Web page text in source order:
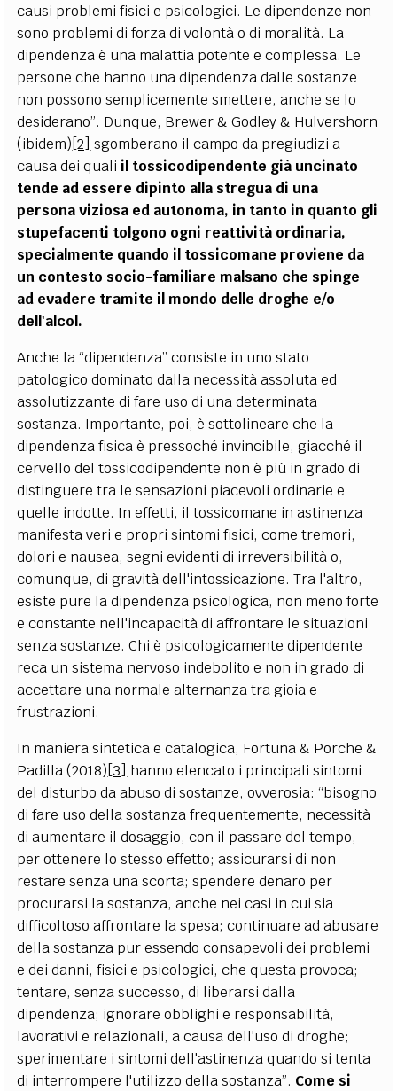
causi problemi fisici e psicologici. Le dipendenze non
sono problemi di forza di volontà o di moralità. La
dipendenza è una malattia potente e complessa. Le
persone che hanno una dipendenza dalle sostanze
non possono semplicemente smettere, anche se lo
desiderano”. Dunque, Brewer & Godley & Hulvershorn
(ibidem)[2] sgomberano il campo da pregiudizi a
causa dei quali il tossicodipendente già uncinato
tende ad essere dipinto alla stregua di una
persona viziosa ed autonoma, in tanto in quanto gli
stupefacenti tolgono ogni reattività ordinaria,
specialmente quando il tossicomane proviene da
un contesto socio-familiare malsano che spinge
ad evadere tramite il mondo delle droghe e/o
dell'alcol.
Anche la “dipendenza” consiste in uno stato
patologico dominato dalla necessità assoluta ed
assolutizzante di fare uso di una determinata
sostanza. Importante, poi, è sottolineare che la
dipendenza fisica è pressoché invincibile, giacché il
cervello del tossicodipendente non è più in grado di
distinguere tra le sensazioni piacevoli ordinarie e
quelle indotte. In effetti, il tossicomane in astinenza
manifesta veri e propri sintomi fisici, come tremori,
dolori e nausea, segni evidenti di irreversibilità o,
comunque, di gravità dell'intossicazione. Tra l'altro,
esiste pure la dipendenza psicologica, non meno forte
e constante nell'incapacità di affrontare le situazioni
senza sostanze. Chi è psicologicamente dipendente
reca un sistema nervoso indebolito e non in grado di
accettare una normale alternanza tra gioia e
frustrazioni.
In maniera sintetica e catalogica, Fortuna & Porche &
Padilla (2018)[3] hanno elencato i principali sintomi
del disturbo da abuso di sostanze, ovverosia: “bisogno
di fare uso della sostanza frequentemente, necessità
di aumentare il dosaggio, con il passare del tempo,
per ottenere lo stesso effetto; assicurarsi di non
restare senza una scorta; spendere denaro per
procurarsi la sostanza, anche nei casi in cui sia
difficoltoso affrontare la spesa; continuare ad abusare
della sostanza pur essendo consapevoli dei problemi
e dei danni, fisici e psicologici, che questa provoca;
tentare, senza successo, di liberarsi dalla
dipendenza; ignorare obblighi e responsabilità,
lavorativi e relazionali, a causa dell'uso di droghe;
sperimentare i sintomi dell'astinenza quando si tenta
di interrompere l'utilizzo della sostanza”. Come si